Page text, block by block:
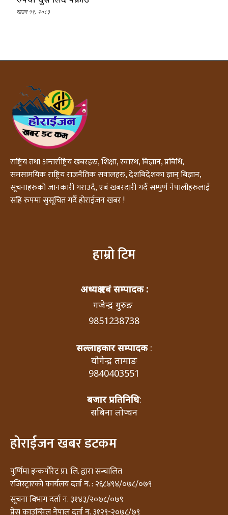
साउन १९, २०८३
राष्ट्रिय तथा अन्तर्राष्ट्रिय खबरहरु, शिक्षा, स्वास्थ, बिज्ञान, प्रबिधि,
समसामयिक राष्ट्रिय राजनैतिक सवालहरु, देशबिदेशका ज्ञान् बिज्ञान,
सूचनाहरुको जानकारी गराउदै, एबं खबरदारी गर्दै सम्पुर्ण नेपालीहरुलाई
सहि रुपमा सुसूचित गर्दै होराईजन खबर !
हाम्रो टिम
अध्यक्ष एबं सम्पादक :
गजेन्द्र गुरुङ
9851238738
सल्लाहकार सम्पादक:
योगेन्द्र तामाङ
9840403551
बजार प्रतिनिधि:
सबिना लोप्चन
होराईजन खबर डटकम
पुर्णिमा इन्कर्पोरेट प्रा. लि. द्वारा सन्चालित
रजिस्ट्रारको कार्यलय दर्ता न. : २६८४९४/०७८/०७९
सूचना बिभाग दर्ता न. ३१४३/२०७८/०७९
प्रेस काउन्सिल नेपाल दर्ता न. ३१२९-२०७८/७९